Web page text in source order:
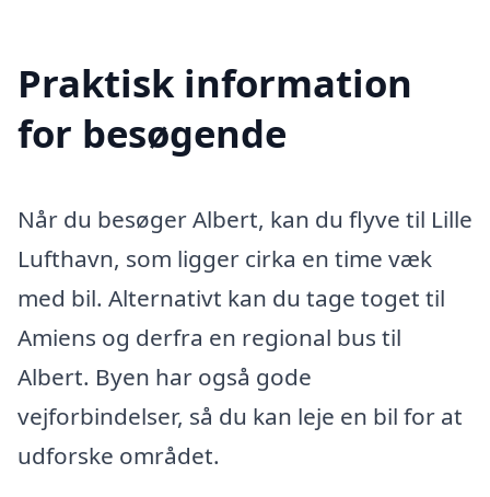
Praktisk information
for besøgende
Når du besøger Albert, kan du flyve til Lille
Lufthavn, som ligger cirka en time væk
med bil. Alternativt kan du tage toget til
Amiens og derfra en regional bus til
Albert. Byen har også gode
vejforbindelser, så du kan leje en bil for at
udforske området.